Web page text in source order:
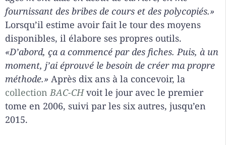
fournissant des bribes de cours et des polycopiés.»
Lorsqu’il estime avoir fait le tour des moyens
disponibles, il élabore ses propres outils.
«D’abord, ça a commencé par des fiches. Puis, à un
moment, j’ai éprouvé le besoin de créer ma propre
méthode.» Après dix ans à la concevoir, la
collectionBAC-CHvoit le jour avec le premier
tome en 2006, suivi par les six autres, jusqu’en
2015.